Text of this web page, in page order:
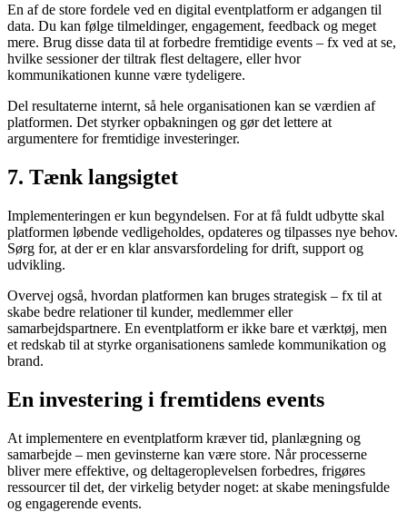
En af de store fordele ved en digital eventplatform er adgangen til
data. Du kan følge tilmeldinger, engagement, feedback og meget
mere. Brug disse data til at forbedre fremtidige events – fx ved at se,
hvilke sessioner der tiltrak flest deltagere, eller hvor
kommunikationen kunne være tydeligere.
Del resultaterne internt, så hele organisationen kan se værdien af
platformen. Det styrker opbakningen og gør det lettere at
argumentere for fremtidige investeringer.
7. Tænk langsigtet
Implementeringen er kun begyndelsen. For at få fuldt udbytte skal
platformen løbende vedligeholdes, opdateres og tilpasses nye behov.
Sørg for, at der er en klar ansvarsfordeling for drift, support og
udvikling.
Overvej også, hvordan platformen kan bruges strategisk – fx til at
skabe bedre relationer til kunder, medlemmer eller
samarbejdspartnere. En eventplatform er ikke bare et værktøj, men
et redskab til at styrke organisationens samlede kommunikation og
brand.
En investering i fremtidens events
At implementere en eventplatform kræver tid, planlægning og
samarbejde – men gevinsterne kan være store. Når processerne
bliver mere effektive, og deltageroplevelsen forbedres, frigøres
ressourcer til det, der virkelig betyder noget: at skabe meningsfulde
og engagerende events.